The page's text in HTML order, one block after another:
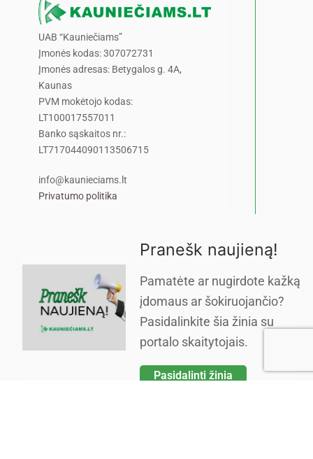
UAB “Kauniečiams”
Įmonės kodas: 307072731
Įmonės adresas: Betygalos g. 4A,
Kaunas
PVM mokėtojo kodas:
LT100017557011
Banko sąskaitos nr.:
LT717044090113506715
info@kaunieciams.lt
Privatumo politika
Pranešk naujieną!
Pamatėte ar nugirdote kažką
įdomaus ar šokiruojančio?
Pasidalinkite šia žinia su
portalo skaitytojais.
Pasidalinti žinia